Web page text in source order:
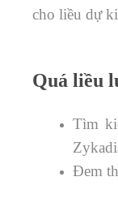
cho liều dự
Quá liều
Tìm
Đem